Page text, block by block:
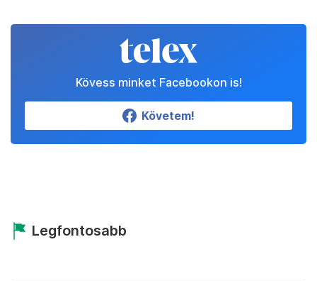
Kövess minket Facebookon is!
Követem!
Legfontosabb